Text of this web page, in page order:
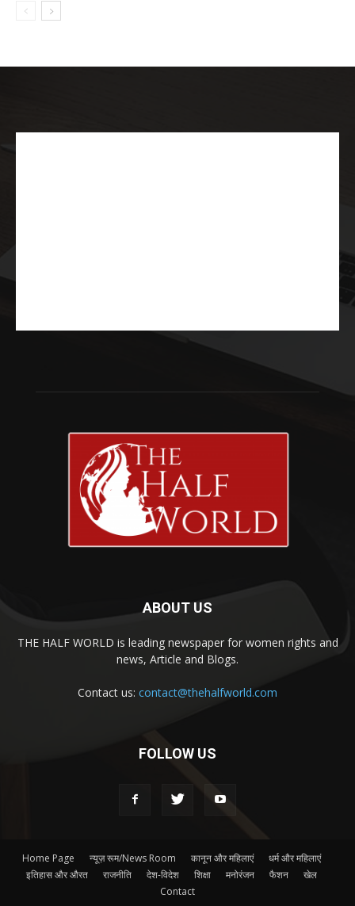
ABOUT US
THE HALF WORLD is leading newspaper for women rights and
news, Article and Blogs.
Contact us: contact@thehalfworld.com
FOLLOW US
Home Page न्यूज़ रूम/News Room कानून और महिलाएं
धर्म और महिलाएं
इतिहास और औरत
राजनीति देश-विदेश शिक्षा मनोरंजन फैशन
खेल
Contact